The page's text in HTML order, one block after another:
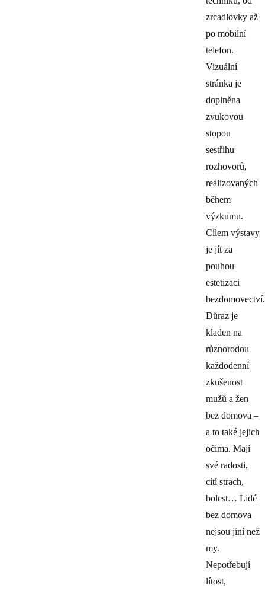
zrcadlovky až
po mobilní
telefon.
Vizuální
stránka je
doplněna
zvukovou
stopou
sestřihu
rozhovorů,
realizovaných
během
výzkumu.
Cílem výstavy
je jít za
pouhou
estetizaci
bezdomovectví.
Důraz je
kladen na
různorodou
každodenní
zkušenost
mužů a žen
bez domova –
a to také jejich
očima. Mají
své radosti,
cítí strach,
bolest… Lidé
bez domova
nejsou jiní než
my.
Nepotřebují
lítost,